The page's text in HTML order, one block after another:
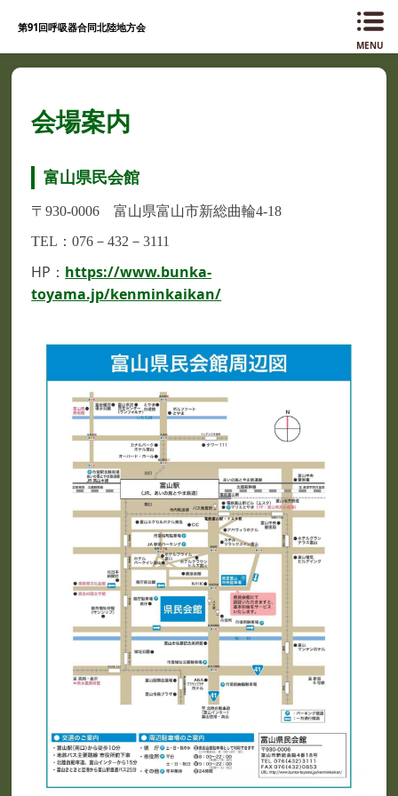
第91回呼吸器合同北陸地方会
MENU
会場案内
富山県民会館
〒930-0006 富山県富山市新総曲輪4-18
TEL：076－432－3111
HP： https://www.bunka-
toyama.jp/kenminkaikan/